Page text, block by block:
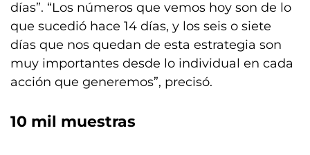
días”. “Los números que vemos hoy son de lo
que sucedió hace 14 días, y los seis o siete
días que nos quedan de esta estrategia son
muy importantes desde lo individual en cada
acción que generemos”, precisó.
10 mil muestras